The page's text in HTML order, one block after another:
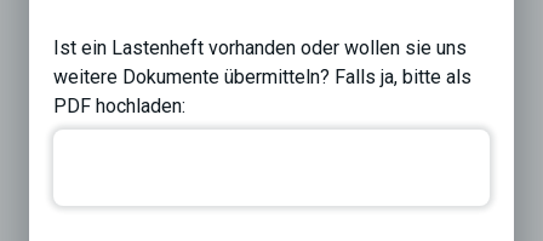
Ist ein Lastenheft vorhanden oder wollen sie uns
weitere Dokumente übermitteln? Falls ja, bitte als
PDF hochladen: